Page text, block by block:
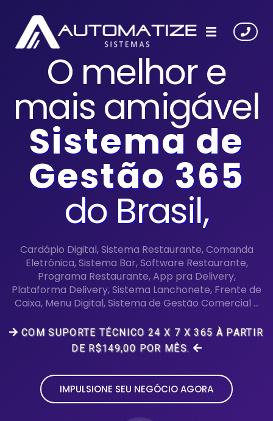
O melhor e
mais amigável
Sistema de
Gestão 365
do Brasil,
Cardápio Digital, Sistema Restaurante, Comanda
Eletrônica, Sistema Bar, Software Restaurante,
Programa Restaurante, App pra Delivery,
Plataforma Delivery, Sistema Lanchonete, Frente de
Caixa, Menu Digital, Sistema de Gestão Comercial ...
COM SUPORTE TÉCNICO 24 X 7 X 365 À PARTIR
DE R$149,00 POR MÊS.
IMPULSIONE SEU NEGÓCIO AGORA